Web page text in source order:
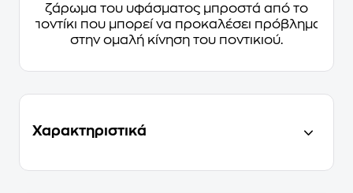
ζάρωμα του υφάσματος μπροστά από το
ποντίκι που μπορεί να προκαλέσει πρόβλημα
στην ομαλή κίνηση του ποντικιού.
Χαρακτηριστικά